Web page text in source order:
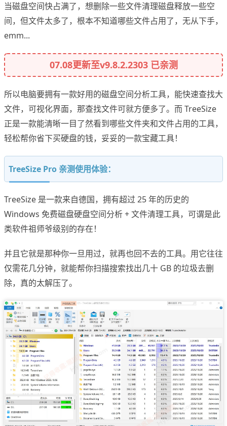
当磁盘空间快占满了，想删除一些文件清理磁盘释放一些空
间，但文件太多了，根本不知道哪些文件占用了，无从下手，
emm...
07.08更新至v9.8.2.2303 已亲测
所以电脑要拥有一款好用的磁盘空间分析工具，能快速查找大
文件，可视化界面，那查找文件可就方便多了。而 TreeSize
正是一款能清晰一目了然看到哪些文件夹和文件占用的工具，
轻松帮你省下买硬盘的钱，妥妥的一款宝藏工具！
TreeSize Pro 亲测使用体验：
TreeSize 是一款来自德国，拥有超过 25 年的历史的
Windows 免费磁盘硬盘空间分析 + 文件清理工具，可谓是此
类软件祖师爷级别的存在！
并且它就是那种你一旦用过，就再也回不去的工具。用它往往
仅需花几分钟，就能帮你扫描搜索找出几十 GB 的垃圾去删
除，真的太解压了。